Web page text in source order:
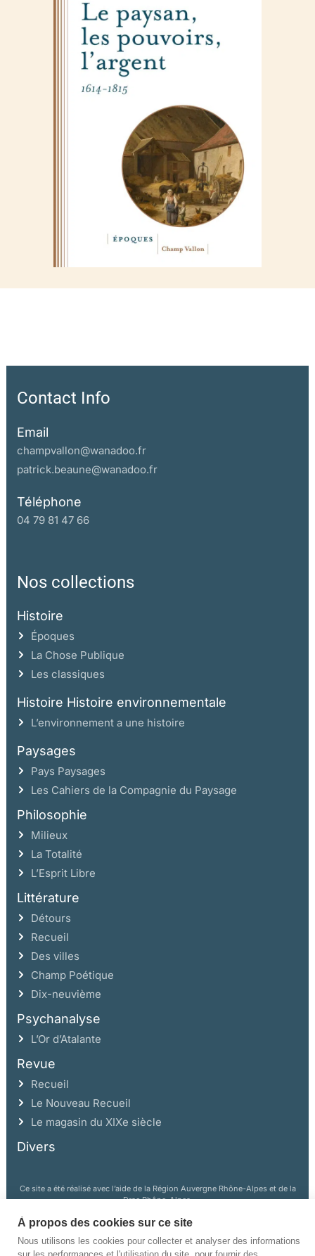
Contact Info
Email
champvallon@wanadoo.fr
patrick.beaune@wanadoo.fr
Téléphone
04 79 81 47 66
Nos collections
Histoire
Époques
La Chose Publique
Les classiques
Histoire Histoire environnementale
L’environnement a une histoire
Paysages
Pays Paysages
Les Cahiers de la Compagnie du Paysage
Philosophie
Milieux
La Totalité
L’Esprit Libre
Littérature
Détours
Recueil
Des villes
Champ Poétique
Dix-neuvième
Psychanalyse
L’Or d’Atalante
Revue
Recueil
Le Nouveau Recueil
Le magasin du XIXe siècle
Divers
Ce site a été réalisé avec l’aide de la Région Auvergne Rhône-Alpes et de la
Drac Rhône-Alpes.
À propos des cookies sur ce site
Nous utilisons les cookies pour collecter et analyser des informations